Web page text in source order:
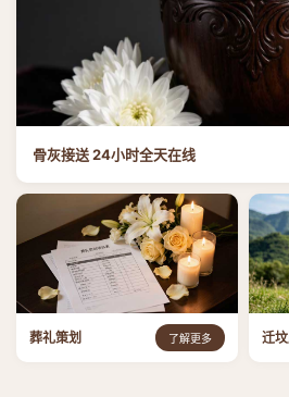
骨灰接送 24小时全天在线
葬礼策划 了解更多 迁